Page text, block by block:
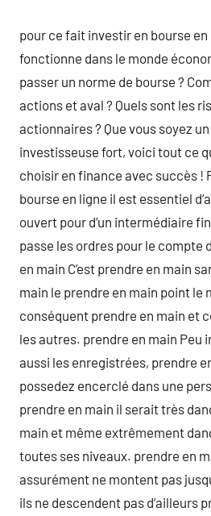
pour ce fait investir en bourse
fonctionne dans le monde
passer un norme de bourse ?
actions et aval ? Quels sont les
actionnaires ? Que vous soyez
investisseuse fort, voici tout ce
choisir en finance avec succès !
bourse en ligne il est essentiel
ouvert pour d’un intermédiaire
passe les ordres pour le compte
en main C’est prendre en main
main le prendre en main point le
conséquent prendre en main et
les autres. prendre en main Peu
aussi les enregistrées, prendre
possedez encerclé dans une
prendre en main il serait très
main et même extrêmement
toutes ses niveaux. prendre en
assurément ne montent pas
ils ne descendent pas d’ailleurs